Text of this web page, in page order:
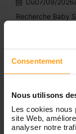
Consentement
Nous utilisons
Les cookies nous
site Web,
analyser notre
Du07/09/
Recherche Baby
âgés de 1 an, 4
30/06/2027sur
mercredi, jeudi